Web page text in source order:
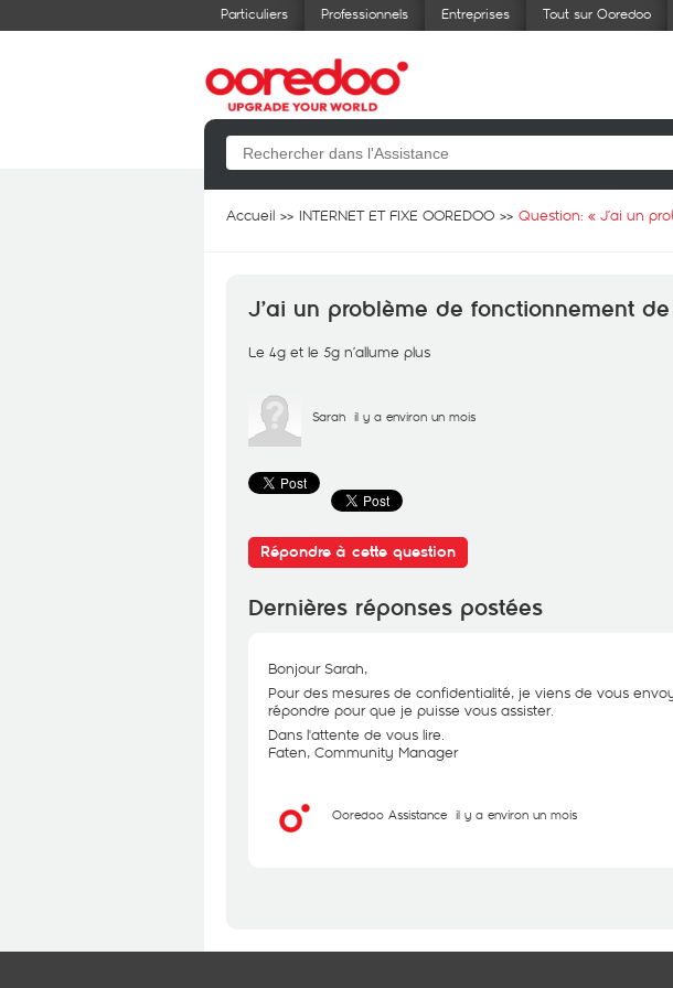
Particuliers Professionnels Entreprises Tout sur Ooredoo
Accueil INTERNET ET FIXE OOREDOO Question: « J’ai un
J’ai un problème de fonctionnement
Le 4g et le 5g n’allume plus
Sarah il y a environ un mois
Répondre à cette question
Dernières réponses postées
Bonjour Sarah,
Pour des mesures de confidentialité, je viens de vous
répondre pour que je puisse vous assister.
Dans l'attente de vous lire.
Faten, Community Manager
Ooredoo Assistance il y a environ un mois